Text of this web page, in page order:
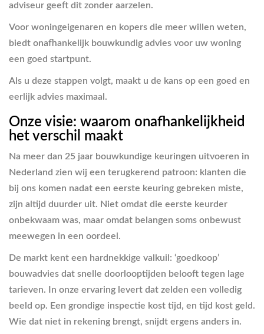
adviseur geeft dit zonder aarzelen.
Voor woningeigenaren en kopers die meer willen weten,
biedt onafhankelijk bouwkundig advies voor uw woning
een goed startpunt.
Als u deze stappen volgt, maakt u de kans op een goed en
eerlijk advies maximaal.
Onze visie: waarom onafhankelijkheid
het verschil maakt
Na meer dan 25 jaar bouwkundige keuringen uitvoeren in
Nederland zien wij een terugkerend patroon: klanten die
bij ons komen nadat een eerste keuring gebreken miste,
zijn altijd duurder uit. Niet omdat die eerste keurder
onbekwaam was, maar omdat belangen soms onbewust
meewegen in een oordeel.
De markt kent een hardnekkige valkuil: ‘goedkoop’
bouwadvies dat snelle doorlooptijden belooft tegen lage
tarieven. In onze ervaring levert dat zelden een volledig
beeld op. Een grondige inspectie kost tijd, en tijd kost geld.
Wie dat niet in rekening brengt, snijdt ergens anders in.